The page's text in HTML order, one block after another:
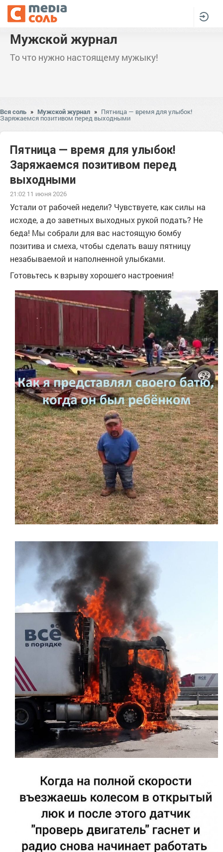
Мужской журнал
То что нужно настоящему мужыку!
Вся соль » Мужской журнал » Пятница — время для улыбок!
Заряжаемся позитивом перед выходными
Пятница — время для улыбок!
Заряжаемся позитивом перед
выходными
21:02 11 июня 2026
Устали от рабочей недели? Чувствуете, как силы на
исходе, а до заветных выходных рукой подать? Не
беда! Мы собрали для вас настоящую бомбу
позитива и смеха, чтобы сделать вашу пятницу
незабываемой и наполненной улыбками.
Готовьтесь к взрыву хорошего настроения!